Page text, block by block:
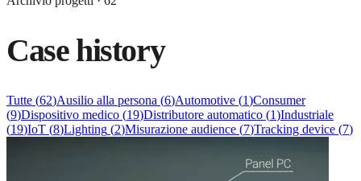
Case history
Tutte (62)Ausilio alla persona (6)Automotive (1)Consumer
(9)Dispositivo medico (19)Distributore automatico (1)Industriale
(19)IoT (8)Lighting (2)Misurazione audience (7)Tracking device (7)